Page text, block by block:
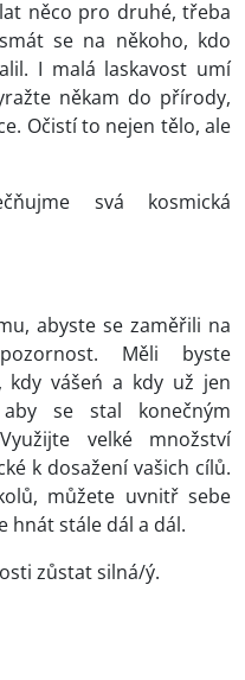
něco pro druhé, třeba
se na někoho, kdo
I malá laskavost umí
někam do přírody,
Očistí to nejen tělo, ale
svá kosmická
abyste se zaměřili na
Měli byste
vášeń a kdy už jen
se stal konečným
velké množství
k dosažení vašich cílů.
můžete uvnitř sebe
hnát stále dál a dál.
zůstat silná/ý.